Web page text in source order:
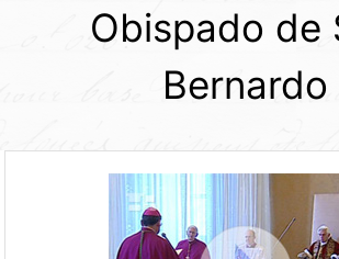
Obispado de
Bernardo